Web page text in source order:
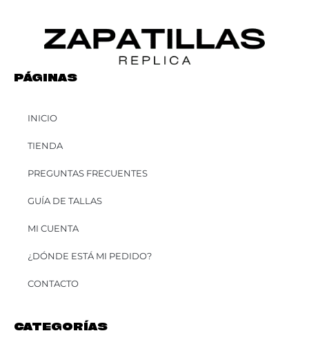
PÁGINAS
INICIO
TIENDA
PREGUNTAS FRECUENTES
GUÍA DE TALLAS
MI CUENTA
¿DÓNDE ESTÁ MI PEDIDO?
CONTACTO
CATEGORÍAS